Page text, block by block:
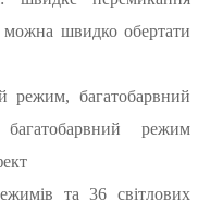
швидко обертати
режим, багатобарвний
режим
та 36 світлових